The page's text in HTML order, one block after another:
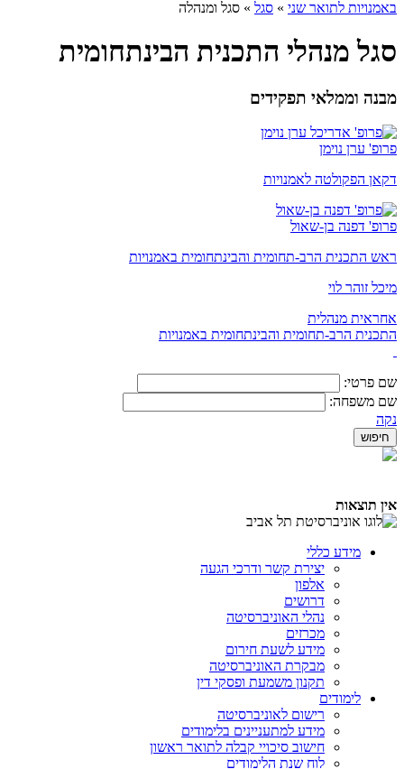
באמנויות לתואר שני » סגל » סגל ומנהלה
סגל מנהלי התכנית הבינתחומית
מבנה וממלאי תפקידים
פרופ' ערן נוימן
דקאן הפקולטה לאמנויות
פרופ' דפנה בן-שאול
ראש התכנית הרב-תחומית והבינתחומית באמנויות
מיכל זוהר לוי
אחראית מנהלית
התכנית הרב-תחומית והבינתחומית באמנויות
שם פרטי:
שם משפחה:
נקה
אין תוצאות
מידע כללי
יצירת קשר ודרכי הגעה
אלפון
דרושים
נהלי האוניברסיטה
מכרזים
מידע לשעת חירום
מבקרת האוניברסיטה
תקנון משמעת ופסקי דין
לימודים
רישום לאוניברסיטה
מידע למתעניינים בלימודים
חישוב סיכויי קבלה לתואר ראשון
לוח שנת הלימודים